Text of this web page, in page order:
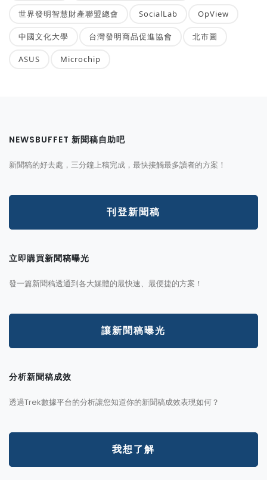
世界發明智慧財產聯盟總會 SocialLab OpView
中國文化大學 台灣發明商品促進協會 北市圖
ASUS Microchip
NEWSBUFFET 新聞稿自助吧
新聞稿的好去處，三分鐘上稿完成，最快接觸最多讀者的方案！
刊登新聞稿
立即購買新聞稿曝光
發一篇新聞稿透通到各大媒體的最快速、最便捷的方案！
讓新聞稿曝光
分析新聞稿成效
透過Trek數據平台的分析讓您知道你的新聞稿成效表現如何？
我想了解